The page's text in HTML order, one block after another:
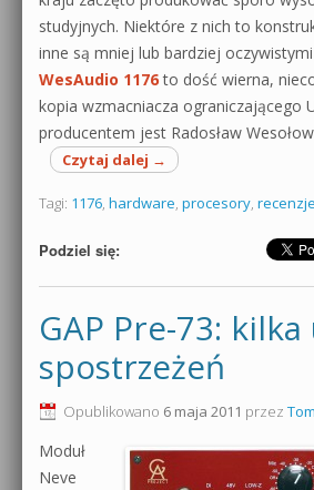
studyjnych. Niektóre z nich to
inne są mniej lub bardziej
WesAudio 1176to dość wierna,
kopia wzmacniacza ograniczającego
producentem jest Radosław
Czytaj dalej →
Tagi: 1176, hardware, procesory, recenzje
Podziel się:
GAP Pre-73:
spostrzeżeń
Opublikowano 6 maja 2011 przez
Moduł
Neve